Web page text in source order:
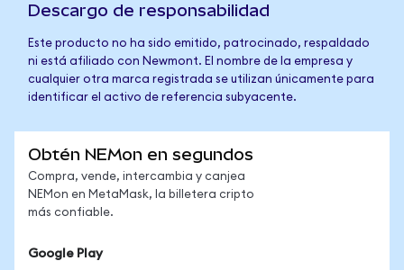
Descargo de responsabilidad
Este producto no ha sido emitido, patrocinado, respaldado
ni está afiliado con Newmont. El nombre de la empresa y
cualquier otra marca registrada se utilizan únicamente para
identificar el activo de referencia subyacente.
Obtén NEMon en segundos
Compra, vende, intercambia y canjea
NEMon en MetaMask, la billetera cripto
más confiable.
Google Play